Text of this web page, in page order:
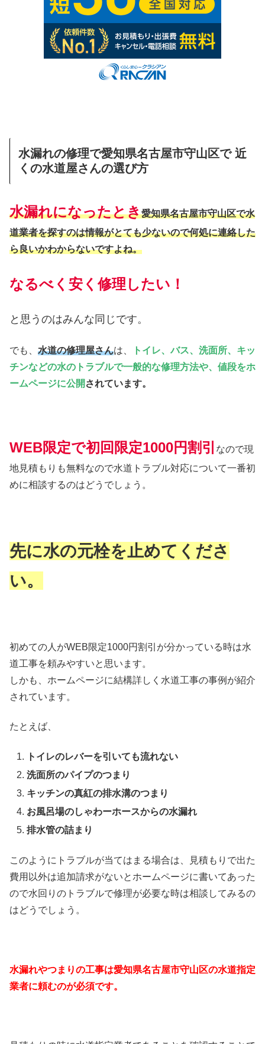
水漏れの修理で愛知県名古屋市守山区で 近
くの水道屋さんの選び方
水漏れになったとき愛知県名古屋市守山区で水
道業者を探すのは情報がとても少ないので何処に連絡した
ら良いかわからないですよね。
なるべく安く修理したい！
と思うのはみんな同じです。
でも、 水道の修理屋さんは、
トイレ、バス、洗面所、キッ
チンなどの水のトラブルで一般的な修理方法や、値段をホ
ームページに公開 されています。
WEB限定で初回限定1000円割引
なので現
地見積もりも無料なので水道トラブル対応について一番初
めに相談するのはどうでしょう。
先に水の元栓を止めてくださ
い。
初めての人がWEB限定1000円割引が分かっている時は水
道工事を頼みやすいと思います。
しかも、ホームページに結構詳しく水道工事の事例が紹介
されています。
たとえば、
トイレのレバーを引いても流れない
洗面所のパイプのつまり
キッチンの真紅の排水溝のつまり
お風呂場のしゃわーホースからの水漏れ
排水管の詰まり
このようにトラブルが当てはまる場合は、見積もりで出た
費用以外は追加請求がないとホームページに書いてあった
ので水回りのトラブルで修理が必要な時は相談してみるの
はどうでしょう。
水漏れやつまりの工事は愛知県名古屋市守山区の水道指定
業者に頼むのが必須です。